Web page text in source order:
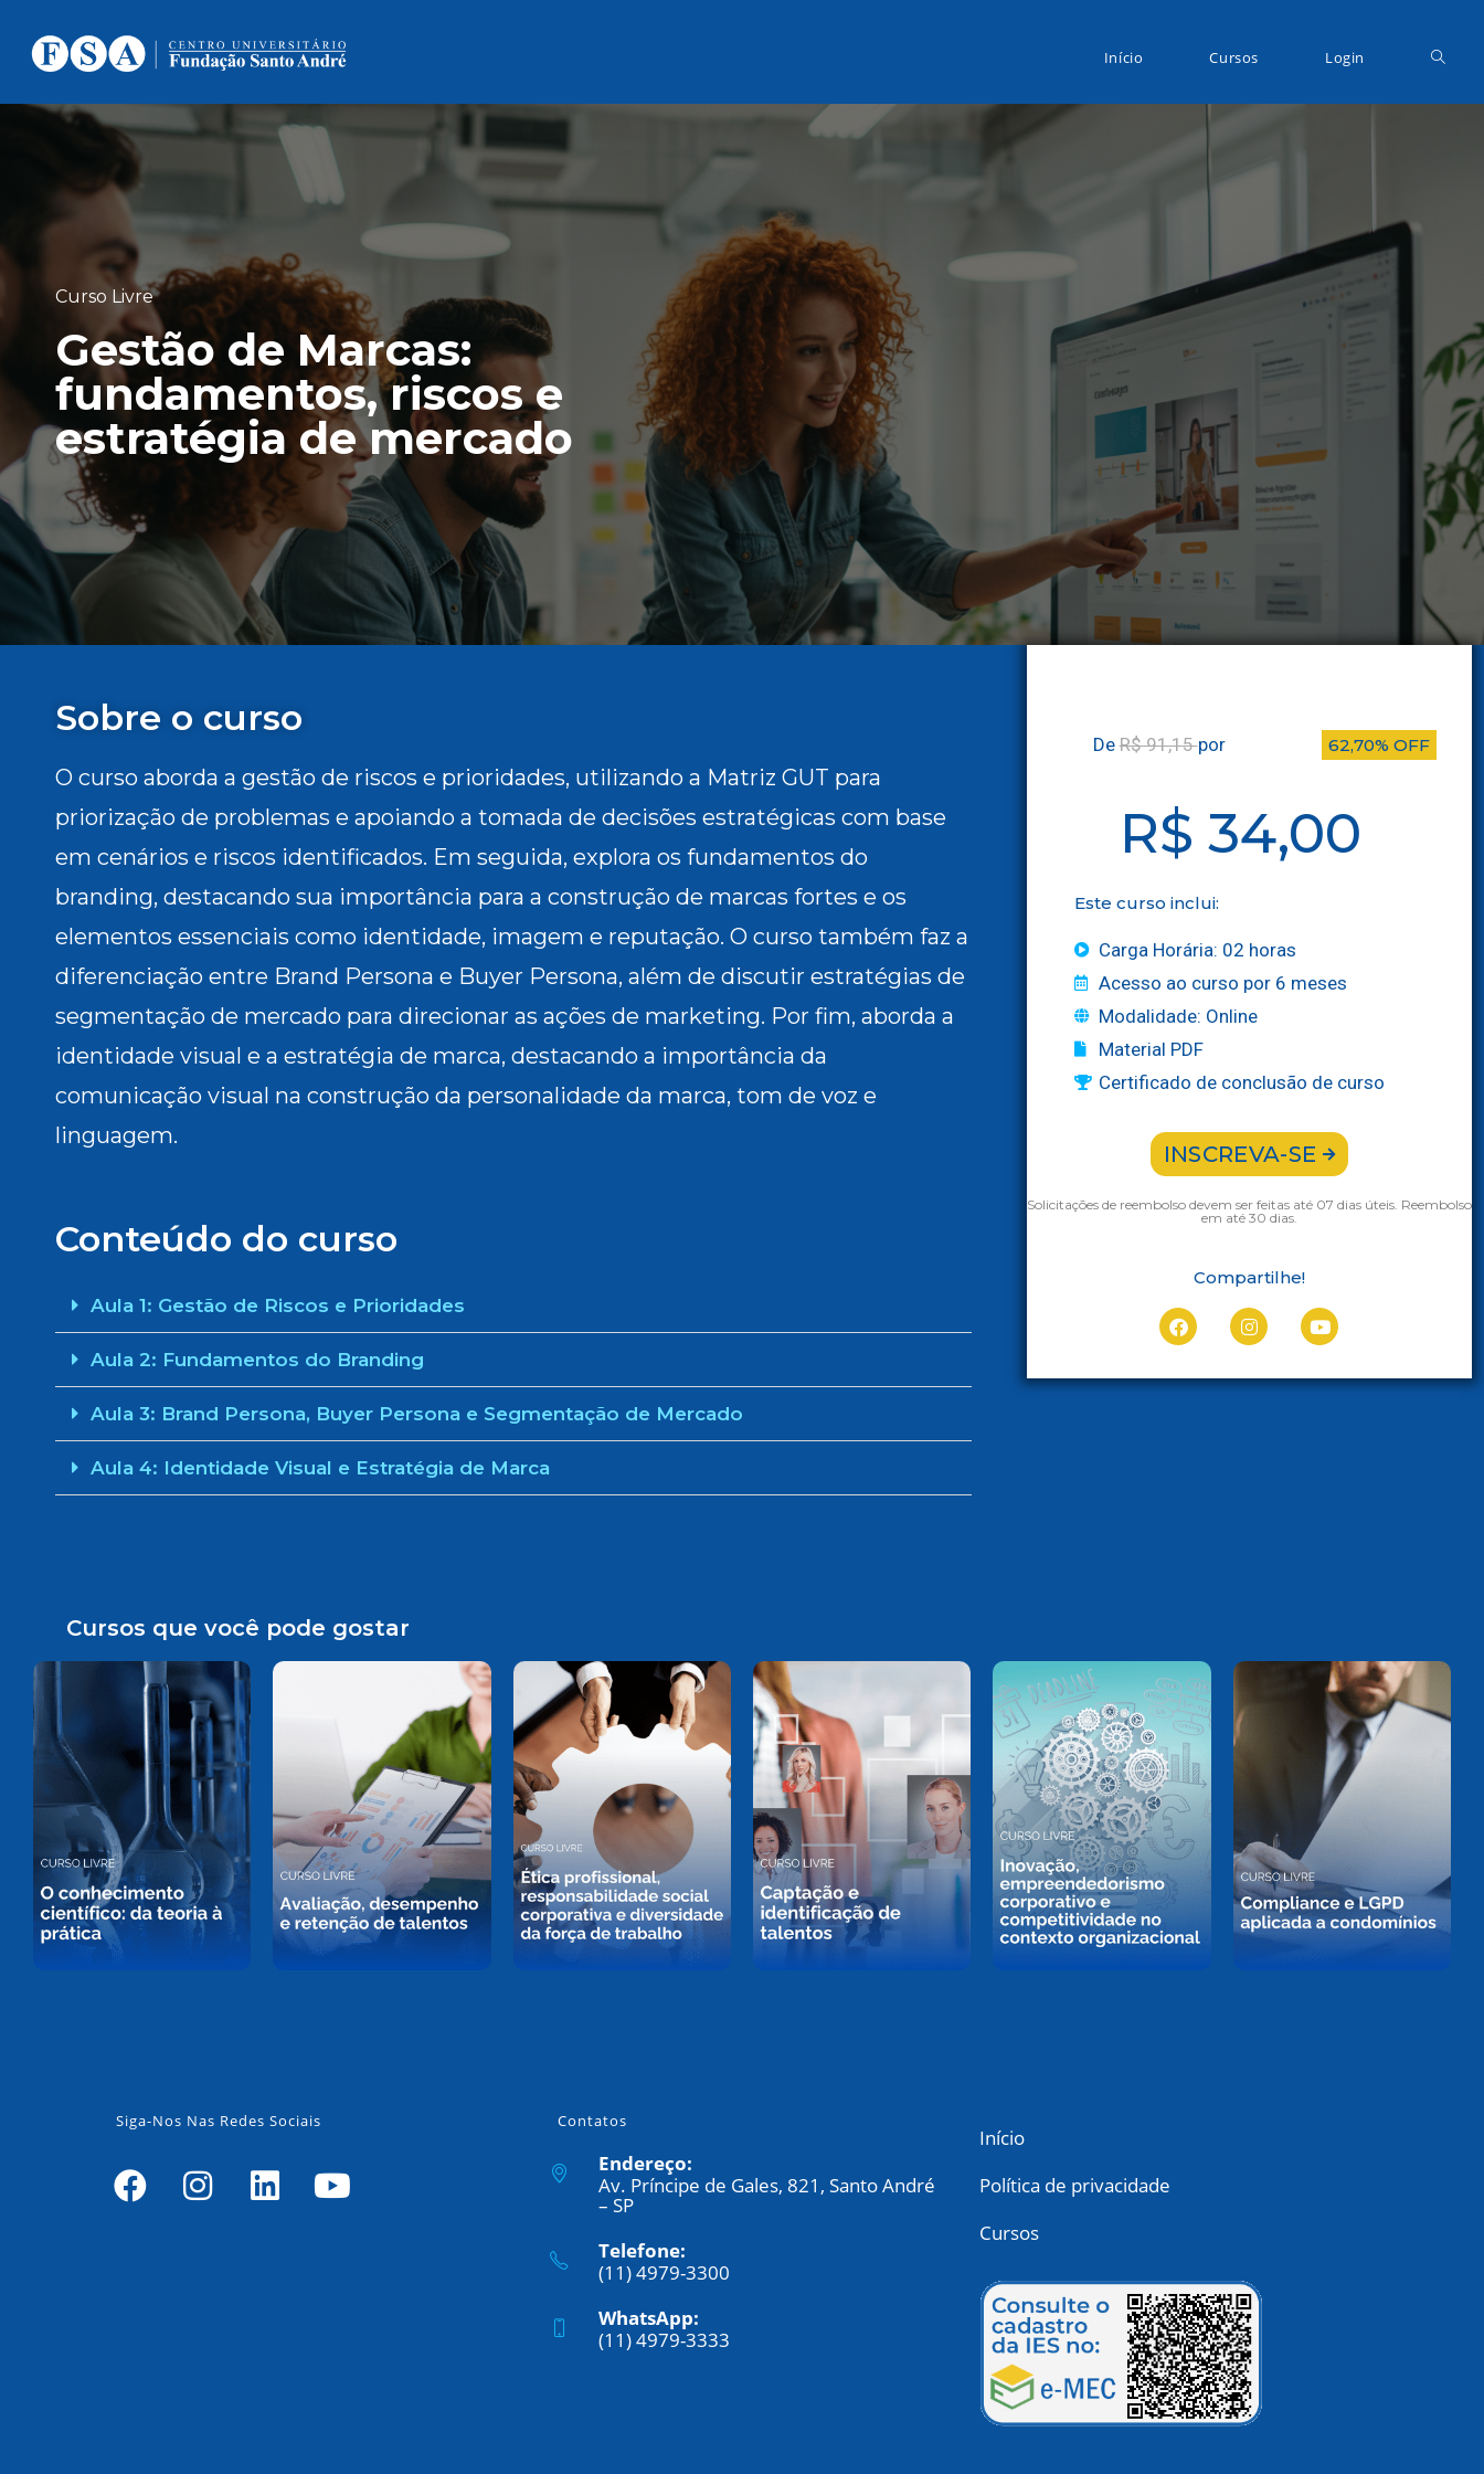
Início Cursos Login
Curso Livre
Gestão de Marcas:
fundamentos, riscos e
estratégia de mercado
Sobre o curso
O curso aborda a gestão de riscos e prioridades, utilizando a Matriz GUT para
priorização de problemas e apoiando a tomada de decisões estratégicas com base
em cenários e riscos identificados. Em seguida, explora os fundamentos do
branding, destacando sua importância para a construção de marcas fortes e os
elementos essenciais como identidade, imagem e reputação. O curso também faz a
diferenciação entre Brand Persona e Buyer Persona, além de discutir estratégias de
segmentação de mercado para direcionar as ações de marketing. Por fim, aborda a
identidade visual e a estratégia de marca, destacando a importância da
comunicação visual na construção da personalidade da marca, tom de voz e
linguagem.
Conteúdo do curso
Aula 1: Gestão de Riscos e Prioridades
Aula 2: Fundamentos do Branding
Aula 3: Brand Persona, Buyer Persona e Segmentação de Mercado
Aula 4: Identidade Visual e Estratégia de Marca
DeR$ 91,15por 62,70% OFF
R$ 34,00
Este curso inclui:
Carga Horária: 02 horas
Acesso ao curso por 6 meses
Modalidade: Online
Material PDF
Certificado de conclusão de curso
INSCREVA-SE
Solicitações de reembolso devem ser feitas até 07 dias úteis. Reembolso
em até 30 dias.
Compartilhe!
Cursos que você pode gostar
Siga-Nos Nas Redes Sociais Contatos
Endereço:
Av. Príncipe de Gales, 821, Santo André
– SP
Telefone:
(11) 4979-3300
WhatsApp:
(11) 4979-3333
Início
Política de privacidade
Cursos